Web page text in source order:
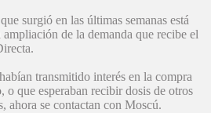
surgió en las últimas semanas está
de la demanda que recibe el
transmitido interés en la compra
o que esperaban recibir dosis de otros
ahora se contactan con Moscú.